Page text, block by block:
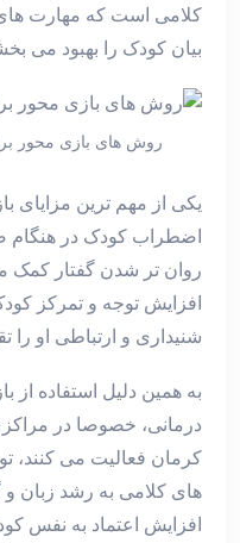
کلامی است که مهارت‌ های
بیان کودک را بهبود می‌
روش های بازی محور
یکی از مهم‌ ترین
اضطراب کودک در
روان‌ تر شدن گفتار کمک
افزایش توجه و تمرکز
شنیداری و ارتباطی او را
به همین دلیل استفاده از
درمانی، خصوصا در
کرمان فعالیت می‌ کنند،
های کلامی به رشد زبان و
افزایش اعتماد به نفس